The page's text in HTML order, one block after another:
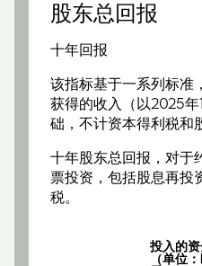
股东总回报
十年回报
该指标基于一系列标准
获得的收入（以2025年
础，不计资本得利税和
十年股东总回报，对于
票投资，包括股息再投
税。
投入的
（单位